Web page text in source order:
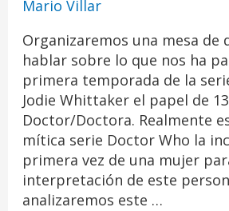
Mario Villar
Organizaremos una mesa de
hablar sobre lo que nos ha
primera temporada de la
Jodie Whittaker el papel de
Doctor/Doctora. Realmente
mítica serie Doctor Who la
primera vez de una mujer
interpretación de este
analizaremos este …